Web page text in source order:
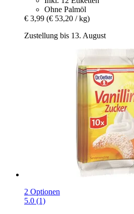
Ohne Palmöl
€ 3,99 (€ 53,20 / kg)
Zustellung bis 13. August
2 Optionen
5.0 (1)